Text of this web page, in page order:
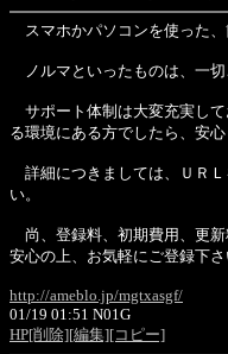
スマホかパソコンを使った、
ノルマといったものは、一切
サポート体制は大変充実して
る環境にある方でしたら、安
詳細につきましては、ＵＲ
い。
尚、登録料、初期費用、更
安心の上、お気軽にご登録下
http://ameblo.jp/mgtxasgf/
01/19 01:51 N01G
HP[削除][編集][コピー]